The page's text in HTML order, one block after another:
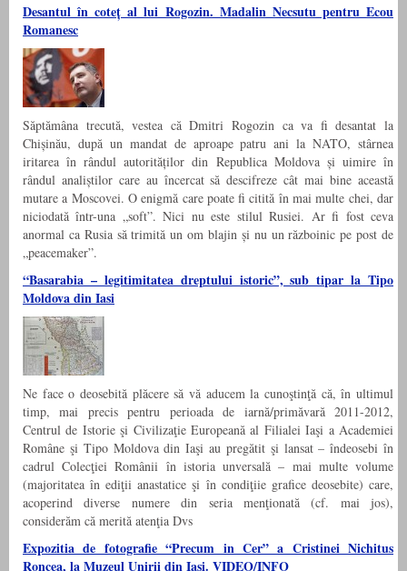
Desantul în coteț al lui Rogozin. Madalin Necsutu pentru Ecou
Romanesc
Săptămâna trecută, vestea că Dmitri Rogozin ca va fi desantat la
Chișinău, după un mandat de aproape patru ani la NATO, stârnea
iritarea în rândul autorităților din Republica Moldova și uimire în
rândul analiștilor care au încercat să descifreze cât mai bine această
mutare a Moscovei. O enigmă care poate fi citită în mai multe chei, dar
niciodată într-una „soft”. Nici nu este stilul Rusiei. Ar fi fost ceva
anormal ca Rusia să trimită un om blajin și nu un războinic pe post de
„peacemaker”.
“Basarabia – legitimitatea dreptului istoric”, sub tipar la Tipo
Moldova din Iasi
Ne face o deosebită plăcere să vă aducem la cunoştinţă că, în ultimul
timp, mai precis pentru perioada de iarnă/primăvară 2011-2012,
Centrul de Istorie şi Civilizaţie Europeană al Filialei Iaşi a Academiei
Române şi Tipo Moldova din Iaşi au pregătit şi lansat – îndeosebi în
cadrul Colecţiei Românii în istoria unversală – mai multe volume
(majoritatea în ediţii anastatice şi în condiţiie grafice deosebite) care,
acoperind diverse numere din seria menţionată (cf. mai jos),
considerăm că merită atenţia Dvs
Expozitia de fotografie “Precum in Cer” a Cristinei Nichitus
Roncea, la Muzeul Unirii din Iasi. VIDEO/INFO